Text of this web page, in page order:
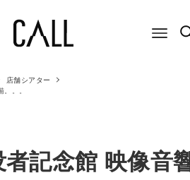
店舗シアター
。。
記念館 映像音